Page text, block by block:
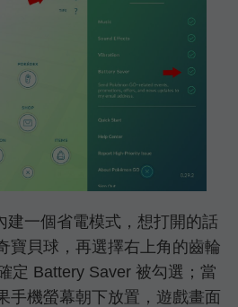
建一個省電模式，想打開的話
寶貝球，再選擇右上角的齒輪
定 Battery Saver 被勾選；當
手機螢幕朝下放置，遊戲畫面